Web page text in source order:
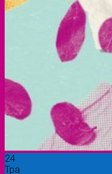
24
Тра